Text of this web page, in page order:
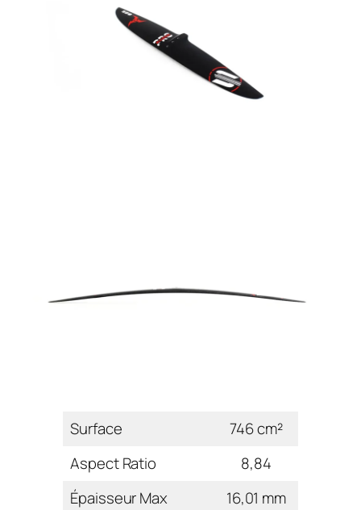
Surface
746 cm²
Aspect Ratio
8,84
Épaisseur Max
16,01 mm